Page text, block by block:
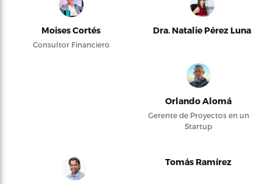
Moises Cortés
Consultor Financiero
Dra. Natalie Pérez Luna
Orlando Alomá
Gerente de Proyectos en un
Startup
Tomás Ramírez